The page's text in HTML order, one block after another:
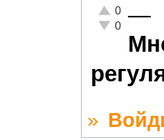
Отлично!
0
Неадекватно!
0 —
»